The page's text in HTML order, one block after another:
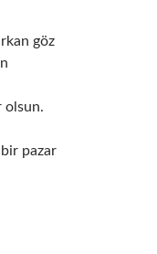
göz
olsun.
pazar